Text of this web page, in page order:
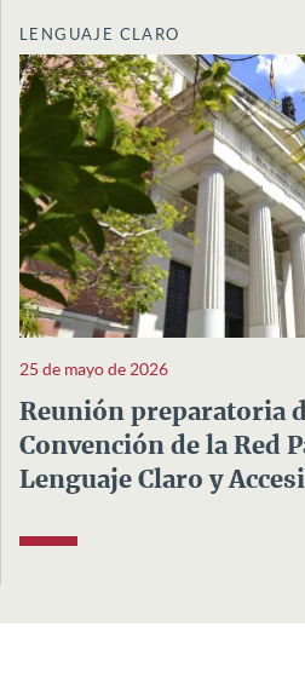
LENGUAJE CLARO
25 de mayo de 2026
Reunión preparatoria
Convención de la Red
Lenguaje Claro y